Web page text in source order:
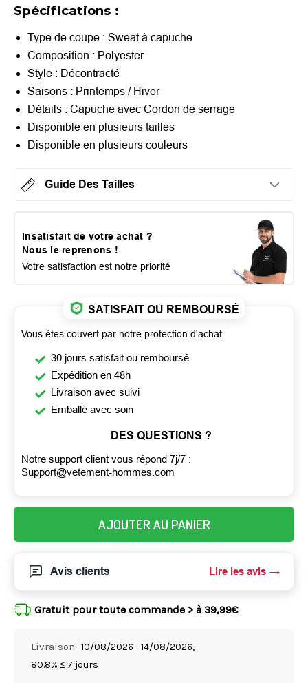
Spécifications :
Type de coupe : Sweat à capuche
Composition : Polyester
Style : Décontracté
Saisons : Printemps / Hiver
Détails : Capuche avec Cordon de serrage
Disponible en plusieurs tailles
Disponible en plusieurs couleurs
Guide Des Tailles
Insatisfait de votre achat ?
Nous le reprenons !
Votre satisfaction est notre priorité
SATISFAIT OU REMBOURSÉ
Vous êtes couvert par notre protection d'achat
30 jours satisfait ou remboursé
Expédition en 48h
Livraison avec suivi
Emballé avec soin
DES QUESTIONS ?
Notre support client vous répond 7j/7 :
Support@vetement-hommes.com
AJOUTER AU PANIER
Avis clients Lire les avis
Gratuit pour toute commande > à 39,99€
Livraison: 10/08/2026 - 14/08/2026,
80.8% ≤ 7 jours